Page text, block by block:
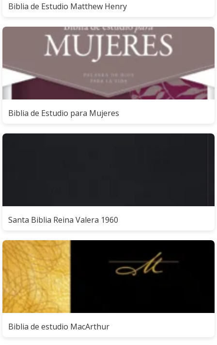
Biblia de Estudio Matthew Henry
Biblia de Estudio para Mujeres
Santa Biblia Reina Valera 1960
Biblia de estudio MacArthur